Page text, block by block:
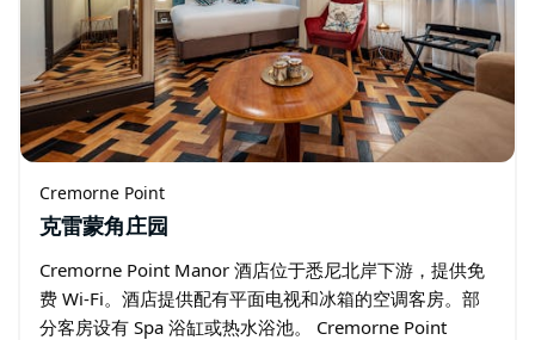
Cremorne Point
克雷蒙角庄园
Cremorne Point Manor 酒店位于悉尼北岸下游，提供免
费 Wi-Fi。酒店提供配有平面电视和冰箱的空调客房。部
分客房设有 Spa 浴缸或热水浴池。 Cremorne Point